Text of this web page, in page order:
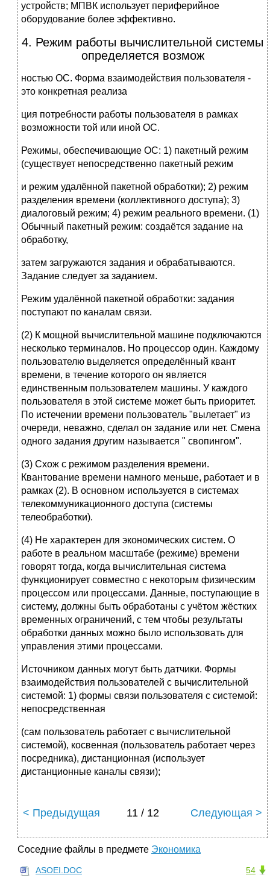
устройств; МПВК использует периферийное
оборудование более эффективно.
4. Режим работы вычислительной системы
определяется возмож
ностью ОС. Форма взаимодействия пользователя -
это конкретная реализа
ция потребности работы пользователя в рамках
возможности той или иной ОС.
Режимы, обеспечивающие ОС: 1) пакетный режим
(существует непосредственно пакетный режим
и режим удалённой пакетной обработки); 2) режим
разделения времени (коллективного доступа); 3)
диалоговый режим; 4) режим реального времени. (1)
Обычный пакетный режим: создаётся задание на
обработку,
затем загружаются задания и обрабатываются.
Задание следует за заданием.
Режим удалённой пакетной обработки: задания
поступают по каналам связи.
(2) К мощной вычислительной машине подключаются
несколько терминалов. Но процессор один. Каждому
пользователю выделяется определённый квант
времени, в течение которого он является
единственным пользователем машины. У каждого
пользователя в этой системе может быть приоритет.
По истечении времени пользователь "вылетает" из
очереди, неважно, сделал он задание или нет. Смена
одного задания другим называется " свопингом".
(3) Схож с режимом разделения времени.
Квантование времени намного меньше, работает и в
рамках (2). В основном используется в системах
телекоммуникационного доступа (системы
телеобработки).
(4) Не характерен для экономических систем. О
работе в реальном масштабе (режиме) времени
говорят тогда, когда вычислительная система
функционирует совместно с некоторым физическим
процессом или процессами. Данные, поступающие в
систему, должны быть обработаны с учётом жёстких
временных ограничений, с тем чтобы результаты
обработки данных можно было использовать для
управления этими процессами.
Источником данных могут быть датчики. Формы
взаимодействия пользователей с вычислительной
системой: 1) формы связи пользователя с системой:
непосредственная
(сам пользователь работает с вычислительной
системой), косвенная (пользователь работает через
посредника), дистанционная (использует
дистанционные каналы связи);
< Предыдущая 11 / 12 Следующая >
Соседние файлы в предмете Экономика
54
ASOEI.DOC